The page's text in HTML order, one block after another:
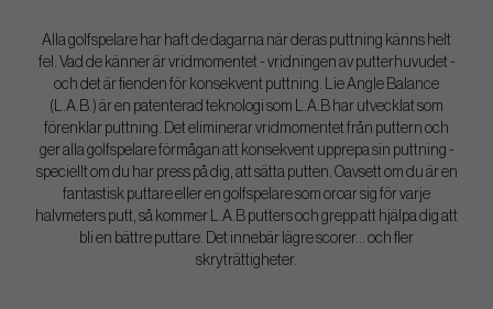
Alla golfspelare har haft de dagarna när deras puttning känns helt
fel. Vad de känner är vridmomentet - vridningen av putterhuvudet -
och det är fienden för konsekvent puttning. Lie Angle Balance
(L.A.B.) är en patenterad teknologi som L.A.B har utvecklat som
förenklar puttning. Det eliminerar vridmomentet från puttern och
ger alla golfspelare förmågan att konsekvent upprepa sin puttning -
speciellt om du har press på dig, att sätta putten. Oavsett om du är en
fantastisk puttare eller en golfspelare som oroar sig för varje
halvmeters putt, så kommer L.A.B putters och grepp att hjälpa dig att
bli en bättre puttare. Det innebär lägre scorer... och fler
skryträttigheter.